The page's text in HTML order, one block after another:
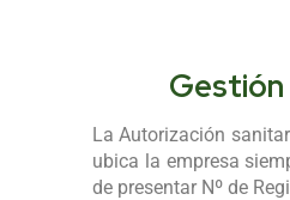
Gestión
La Autorización
ubica la empresa
de presentar Nº de